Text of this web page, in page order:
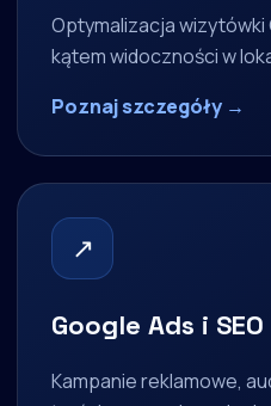
Optymalizacja
kątem widoczności w
Poznaj szczegóły →
↗
Google Ads i SEO
Kampanie reklamowe,